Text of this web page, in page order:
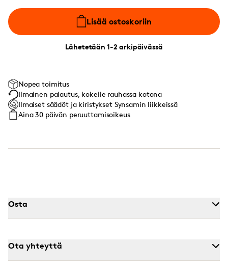
Lisää ostoskoriin
Lähetetään 1-2 arkipäivässä
Nopea toimitus
Ilmainen palautus, kokeile rauhassa kotona
Ilmaiset säädöt ja kiristykset Synsamin liikkeissä
Aina 30 päivän peruuttamisoikeus
Osta
Ota yhteyttä